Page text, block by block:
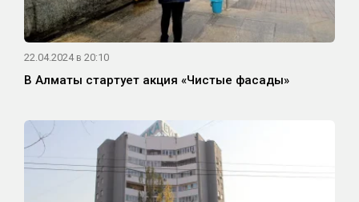
22.04.2024 в 20:10
В Алматы стартует акция «Чистые фасады»